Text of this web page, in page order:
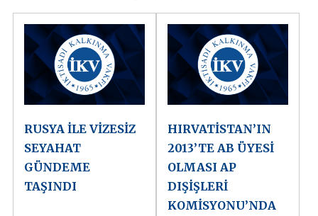
RUSYA İLE VİZESİZ
SEYAHAT
GÜNDEME
TAŞINDI
HIRVATİSTAN’IN
2013’TE AB ÜYESİ
OLMASI AP
DIŞİŞLERİ
KOMİSYONU’NDA